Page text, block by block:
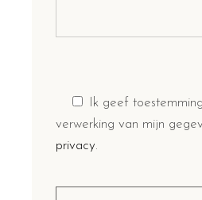
Ik geef
verwerking van mijn
privacy.